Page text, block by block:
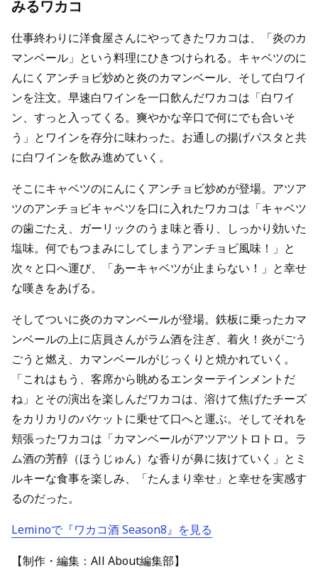
みるワカコ
仕事終わりに洋食屋さんにやってきたワカコは、「炎のカ
マンベール」という料理にひきつけられる。キャベツのに
んにくアンチョビ炒めと炎のカマンベール、そして白ワイ
ンを注文。早速白ワインを一口飲んだワカコは「白ワイ
ン、すっと入ってくる。爽やかな辛口で何にでも合いそ
う」とワインを存分に味わった。お通しの揚げパスタと共
に白ワインを飲み進めていく。
そこにキャベツのにんにくアンチョビ炒めが登場。アツア
ツのアンチョビキャベツを口に入れたワカコは「キャベツ
の歯ごたえ、ガーリックのうま味と香り、しっかり効いた
塩味。何でもつまみにしてしまうアンチョビ風味！」と
次々と口へ運び、「あーキャベツが止まらない！」と幸せ
な嘆きをあげる。
そしてついに炎のカマンベールが登場。鉄板に乗ったカマ
ンベールの上に店員さんがラム酒を注ぎ、着火！炎がごう
ごうと燃え、カマンベールがじっくりと焼かれていく。
「これはもう、客席から眺めるエンターテインメントだ
ね」とその演出を楽しんだワカコは、溶けて焦げたチーズ
をカリカリのバケットに乗せて口へと運ぶ。そしてそれを
頬張ったワカコは「カマンベールがアツアツトロトロ。ラ
ム酒の芳醇（ほうじゅん）な香りが鼻に抜けていく」とミ
ルキーな食事を楽しみ、「たんまり幸せ」と幸せを実感す
るのだった。
Leminoで『ワカコ酒 Season8』を見る
【制作・編集：All About編集部】